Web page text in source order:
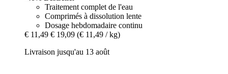
Traitement complet de l'eau
Comprimés à dissolution lente
Dosage hebdomadaire continu
€ 11,49 € 19,09 (€ 11,49 / kg)
Livraison jusqu'au 13 août